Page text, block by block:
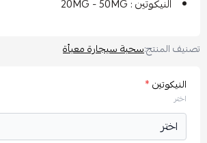
النيكوتين : 20MG - 50MG
المنتج:سحبة سيجارة معبأة
*